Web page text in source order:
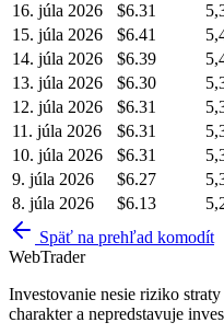
16. júla 2026
$6.31
15. júla 2026
$6.41
14. júla 2026
$6.39
13. júla 2026
$6.30
12. júla 2026
$6.31
11. júla 2026
$6.31
10. júla 2026
$6.31
9. júla 2026
$6.27
8. júla 2026
$6.13
Späť na prehľad komodít
WebTrader
Investovanie nesie riziko
charakter a nepredstavuje